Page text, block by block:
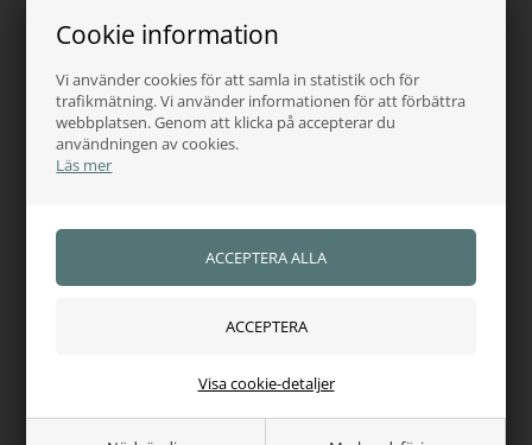
Cookie information
Vi använder cookies för att samla in statistik och för
trafikmätning. Vi använder informationen för att förbättra
webbplatsen. Genom att klicka på accepterar du
användningen av cookies.
Läs mer
Visa cookie-detaljer
Covalliero Regnjacka SS26